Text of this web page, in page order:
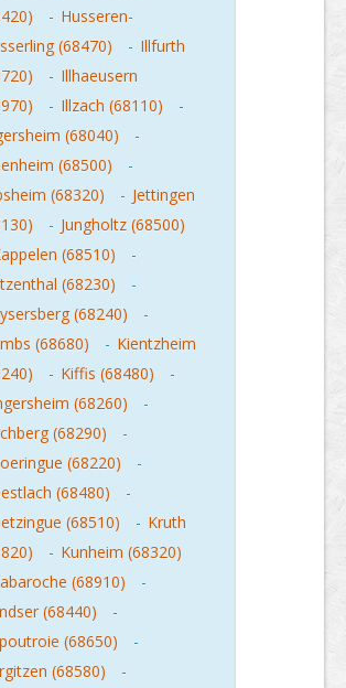
- Husseren-
(68470)
- Illfurth
- Illhaeusern
- Illzach (68110)
-
(68040)
-
(68500)
-
(68320)
- Jettingen
- Jungholtz (68500)
(68510)
-
(68230)
-
(68240)
-
(68680)
- Kientzheim
- Kiffis (68480)
-
(68260)
-
(68290)
-
(68220)
-
(68480)
-
(68510)
- Kruth
- Kunheim (68320)
(68910)
-
(68440)
-
(68650)
-
(68580)
-